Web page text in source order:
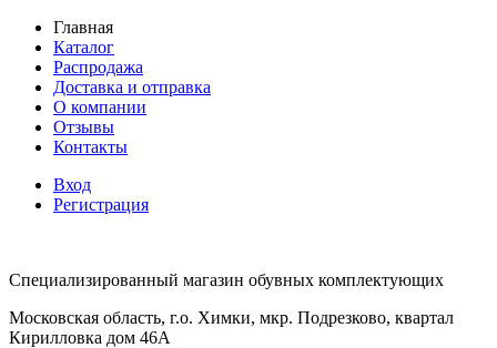
Главная
Каталог
Распродажа
Доставка и отправка
О компании
Отзывы
Контакты
Вход
Регистрация
Специализированный магазин обувных комплектующих
Московская область, г.о. Химки, мкр. Подрезково, квартал
Кирилловка дом 46А